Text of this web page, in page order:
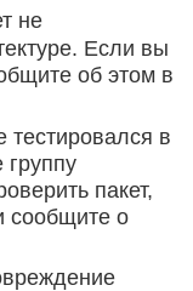
не
Если вы
об этом в
тестировался в
группу
пакет,
сообщите о